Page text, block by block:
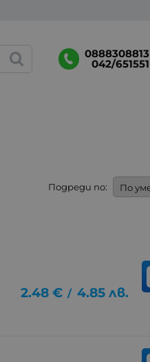
0888308813
042/651551
Подреди по:
2.48 € / 4.85 лв.